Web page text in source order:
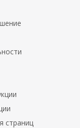
страниц